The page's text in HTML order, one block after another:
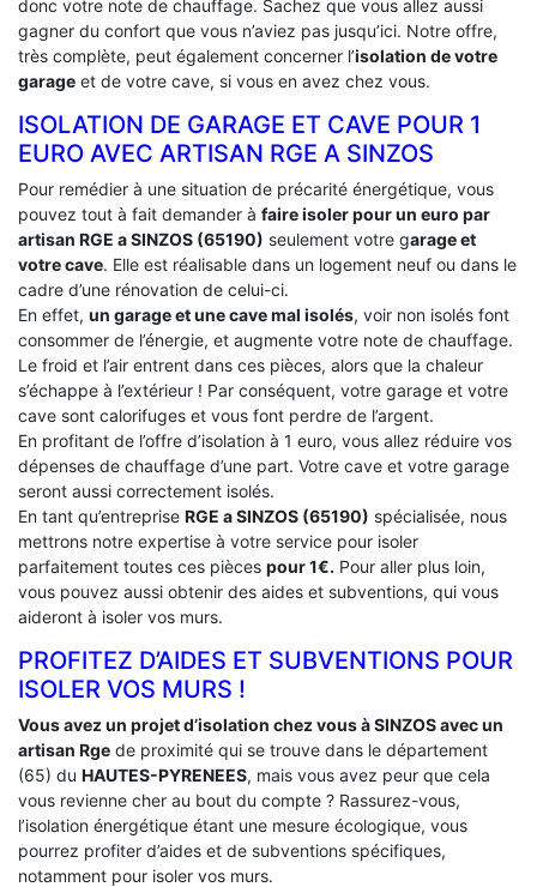
donc votre note de chauffage. Sachez que vous allez aussi
gagner du confort que vous n’aviez pas jusqu’ici. Notre offre,
très complète, peut également concerner l’isolation de votre
garage et de votre cave, si vous en avez chez vous.
ISOLATION DE GARAGE ET CAVE POUR 1
EURO AVEC ARTISAN RGE A SINZOS
Pour remédier à une situation de précarité énergétique, vous
pouvez tout à fait demander à faire isoler pour un euro par
artisan RGE a SINZOS (65190) seulement votre garage et
votre cave. Elle est réalisable dans un logement neuf ou dans le
cadre d’une rénovation de celui-ci.
En effet, un garage et une cave mal isolés, voir non isolés font
consommer de l’énergie, et augmente votre note de chauffage.
Le froid et l’air entrent dans ces pièces, alors que la chaleur
s’échappe à l’extérieur ! Par conséquent, votre garage et votre
cave sont calorifuges et vous font perdre de l’argent.
En profitant de l’offre d’isolation à 1 euro, vous allez réduire vos
dépenses de chauffage d’une part. Votre cave et votre garage
seront aussi correctement isolés.
En tant qu’entreprise RGE a SINZOS (65190) spécialisée, nous
mettrons notre expertise à votre service pour isoler
parfaitement toutes ces pièces pour 1€. Pour aller plus loin,
vous pouvez aussi obtenir des aides et subventions, qui vous
aideront à isoler vos murs.
PROFITEZ D’AIDES ET SUBVENTIONS POUR
ISOLER VOS MURS !
Vous avez un projet d’isolation chez vous à SINZOS avec un
artisan Rge de proximité qui se trouve dans le département
(65) du HAUTES-PYRENEES, mais vous avez peur que cela
vous revienne cher au bout du compte ? Rassurez-vous,
l’isolation énergétique étant une mesure écologique, vous
pourrez profiter d’aides et de subventions spécifiques,
notamment pour isoler vos murs.